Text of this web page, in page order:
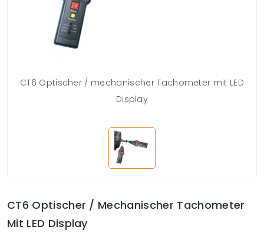
CT6 Optischer / mechanischer Tachometer mit LED
Display
CT6 Optischer / Mechanischer Tachometer
Mit LED Display